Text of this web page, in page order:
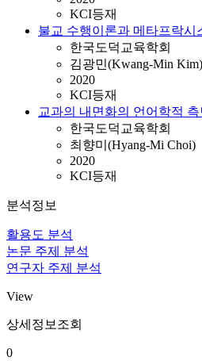
KCI등재
불교 수행이론과 메타프락시
한국도덕교육학회
김광민(Kwang-Min Kim)
2020
KCI등재
교과의 내면화의 언어학적 측
한국도덕교육학회
최향미(Hyang-Mi Choi)
2020
KCI등재
분석정보
활용도 분석
논문 주제 분석
연구자 주제 분석
View
상세정보조회
0